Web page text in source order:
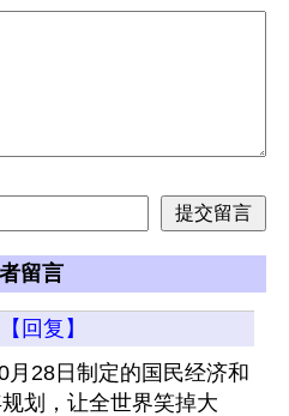
留言
【回复】
28日制定的国民经济和
划，让全世界笑掉大